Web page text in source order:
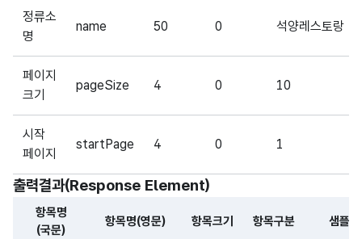
정류소
명
name 50 0 석양레스토랑
페이지
크기
pageSize 4 0 10
시작
페이지
startPage 4 0 1
출력결과(Response Element)
항목명
(국문)
항목명(영문) 항목크기 항목구분 샘플